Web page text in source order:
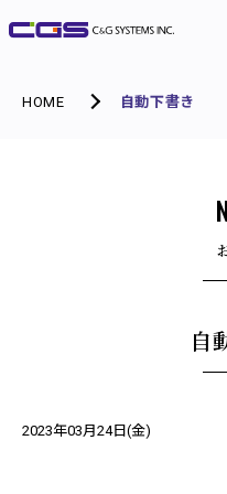
HOME 自動下書き
自
2023年03月24日(金)